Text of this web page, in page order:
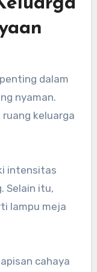
dalam
nyaman.
keluarga
intensitas
Selain itu,
lampu meja
cahaya